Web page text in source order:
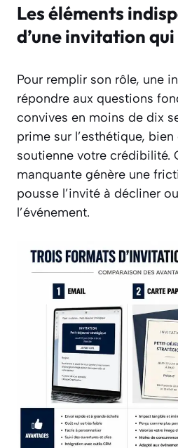
Les éléments
d’une invitation
Pour remplir son rôle, une
répondre aux questions
convives en moins de dix
prime sur l’esthétique,
soutienne votre crédibilité.
manquante génère une
pousse l’invité à décliner
l’événement.